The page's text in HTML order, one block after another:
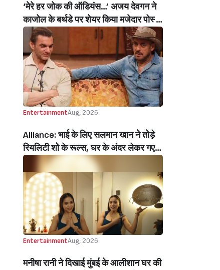
‘मेरे हर जोक की ऑडियंस…’ अजय देवगन ने
काजोल के बर्थडे पर शेयर किया मजेदार पोस्ट,
हंसती-ठहाका लगाती काजोल पर लुटाया प्यार
(My Best Joke Has Had The Same
Audience’ Ajay Devgn’s Heartfelt
Birthday Wish Melts Kajol’s Fans)
EntertainmentAug, 2026
Alliance: भाई के लिए सलमान खान ने तोड़े
रियलिटी शो के रूल्स, घर के अंदर लेकर गए
मोबाइल, सोहेल खान हुए इमोशनल (Salman
Khan Break Rules Bring Mobile
Inside Reality Show Alliance For
Brother Sohail Khan Emotional)
EntertainmentAug, 2026
मनीषा रानी ने दिखाई मुंबई के आलीशान घर की